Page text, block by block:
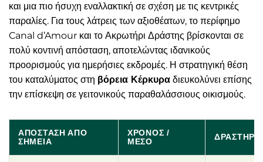
και μια πιο ήσυχη εναλλακτική σε σχέση με τις κεντρικές
παραλίες. Για τους λάτρεις των αξιοθέατων, το περίφημο
Canal d’Amour και το Ακρωτήρι Δράστης βρίσκονται σε
πολύ κοντινή απόσταση, αποτελώντας ιδανικούς
προορισμούς για ημερήσιες εκδρομές. Η στρατηγική θέση
του καταλύματος στη βόρεια Κέρκυρα διευκολύνει επίσης
την επίσκεψη σε γειτονικούς παραθαλάσσιους οικισμούς.
ΑΠΌΣΤΑΣΗ ΑΠΌ
ΣΗΜΕΊΑ
ΧΡΌΝΟΣ /
ΜΈΣΟ